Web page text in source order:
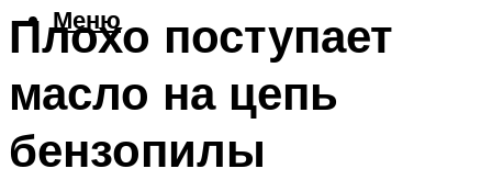
Меню
Плохо поступает
масло на цепь
бензопилы